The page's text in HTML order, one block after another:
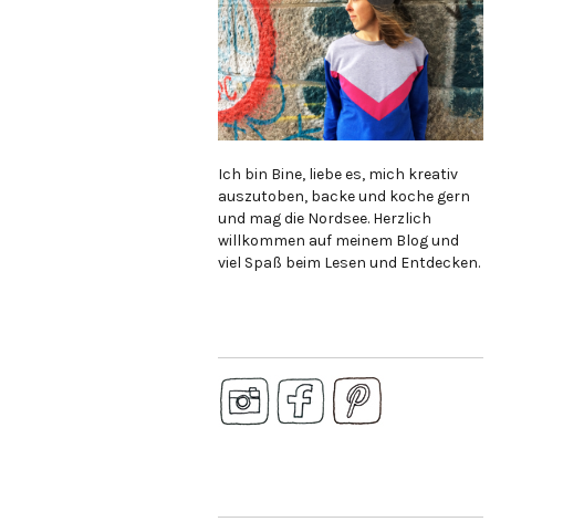
Ich bin Bine, liebe es, mich kreativ
auszutoben, backe und koche gern
und mag die Nordsee. Herzlich
willkommen auf meinem Blog und
viel Spaß beim Lesen und Entdecken.